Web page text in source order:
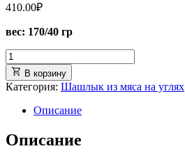
410.00₽
вес: 170/40 гр
В корзину
Категория: Шашлык из мяса на углях
Описание
Описание